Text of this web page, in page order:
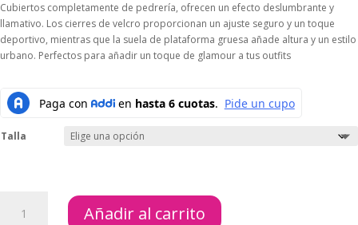
Cubiertos completamente de pedrería, ofrecen un efecto deslumbrante y
llamativo. Los cierres de velcro proporcionan un ajuste seguro y un toque
deportivo, mientras que la suela de plataforma gruesa añade altura y un estilo
urbano. Perfectos para añadir un toque de glamour a tus outfits
Talla
GURU
Añadir al carrito